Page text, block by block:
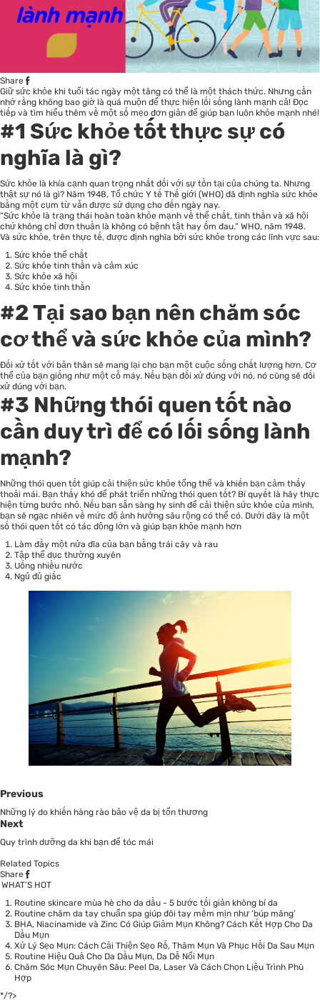
Share
Giữ sức khỏe khi tuổi tác ngày một tăng có thể là một thách thức. Nhưng cần
nhớ rằng không bao giờ là quá muộn để thực hiện lối sống lành mạnh cả! Đọc
tiếp và tìm hiểu thêm về một số mẹo đơn giản để giúp bạn luôn khỏe mạnh nhé!
#1 Sức khỏe tốt thực sự có
nghĩa là gì?
Sức khỏe là khía cạnh quan trọng nhất đối với sự tồn tại của chúng ta. Nhưng
thật sự nó là gì? Năm 1948, Tổ chức Y tế Thế giới (WHO) đã định nghĩa sức khỏe
bằng một cụm từ vẫn được sử dụng cho đến ngày nay.
“Sức khỏe là trạng thái hoàn toàn khỏe mạnh về thể chất, tinh thần và xã hội
chứ không chỉ đơn thuần là không có bệnh tật hay ốm đau.” WHO, năm 1948.
Và sức khỏe, trên thực tế, được định nghĩa bởi sức khỏe trong các lĩnh vực sau:
Sức khỏe thể chất
Sức khỏe tinh thần và cảm xúc
Sức khỏe xã hội
Sức khỏe tinh thần
#2 Tại sao bạn nên chăm sóc
cơ thểvà sức khỏe của mình?
Đối xử tốt với bản thân sẽ mang lại cho bạn một cuộc sống chất lượng hơn. Cơ
thể của bạn giống như một cỗ máy. Nếu bạn đối xử đúng với nó, nó cũng sẽ đối
xử đúng với bạn.
#3 Những thói quen tốt nào
cần duy trì để có lối sống lành
mạnh?
Những thói quen tốt giúp cải thiện sức khỏe tổng thể và khiến bạn cảm thấy
thoải mái. Bạn thấy khó để phát triển những thói quen tốt? Bí quyết là hãy thực
hiện từng bước nhỏ. Nếu bạn sẵn sàng hy sinh để cải thiện sức khỏe của mình,
bạn sẽ ngạc nhiên về mức độ ảnh hưởng sâu rộng có thể có. Dưới đây là một
số thói quen tốt có tác động lớn và giúp bạn khỏe mạnh hơn
Làm đầy một nửa đĩa của bạn bằng trái cây và rau
Tập thể dục thường xuyên
Uống nhiều nước
Ngủ đủ giấc
Previous
Những lý do khiến hàng rào bảo vệ da bị tổn thương
Next
Quy trình dưỡng da khi bạn để tóc mái
Related Topics
Share
WHAT’S HOT
Routine skincare mùa hè cho da dầu - 5 bước tối giản không bí da
Routine chăm da tay chuẩn spa giúp đôi tay mềm mịn như ‘búp măng’
BHA, Niacinamide và Zinc Có Giúp Giảm Mụn Không? Cách Kết Hợp Cho Da
Dầu Mụn
Xử Lý Sẹo Mụn: Cách Cải Thiện Sẹo Rỗ, Thâm Mụn Và Phục Hồi Da Sau Mụn
Routine Hiệu Quả Cho Da Dầu Mụn, Da Dễ Nổi Mụn
Chăm Sóc Mụn Chuyên Sâu: Peel Da, Laser Và Cách Chọn Liệu Trình Phù
Hợp
*/?>